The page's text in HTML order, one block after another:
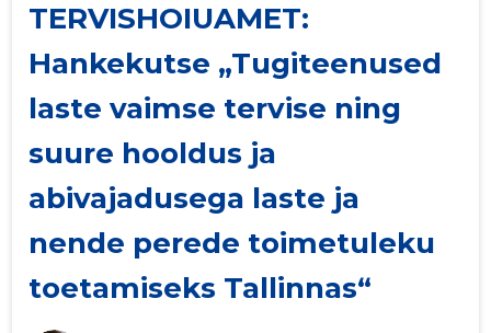
TERVISHOIUAMET:
Hankekutse „Tugiteenused
laste vaimse tervise ning
suure hooldus ja
abivajadusega laste ja
nende perede toimetuleku
toetamiseks Tallinnas“
Sinu nimi